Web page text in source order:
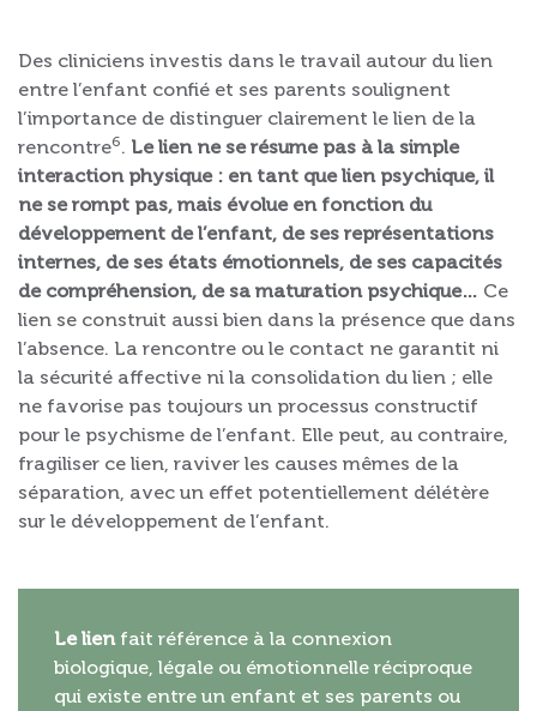
Des cliniciens investis dans le travail autour du lien
entre l’enfant confié et ses parents soulignent
l’importance de distinguer clairement le lien de la
rencontre6. Le lien ne se résume pas à la simple
interaction physique : en tant que lien psychique, il
ne se rompt pas, mais évolue en fonction du
développement de l’enfant, de ses représentations
internes, de ses états émotionnels, de ses capacités
de compréhension, de sa maturation psychique… Ce
lien se construit aussi bien dans la présence que dans
l’absence. La rencontre ou le contact ne garantit ni
la sécurité affective ni la consolidation du lien ; elle
ne favorise pas toujours un processus constructif
pour le psychisme de l’enfant. Elle peut, au contraire,
fragiliser ce lien, raviver les causes mêmes de la
séparation, avec un effet potentiellement délétère
sur le développement de l’enfant.
Le lienfait référence à la connexion
biologique, légale ou émotionnelle réciproque
qui existe entre un enfant et ses parents ou